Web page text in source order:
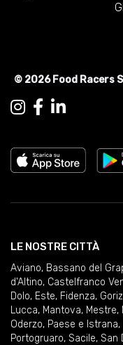
© 2026 Food Racers
LE NOSTRE CITTÀ
Aviano, Bassano del
d'Altino, Castelfranco
Dolo, Este, Fidenza,
Lucca, Mantova, Mestre,
Oderzo, Paese e Istrana,
Portogruaro, Sacile, San